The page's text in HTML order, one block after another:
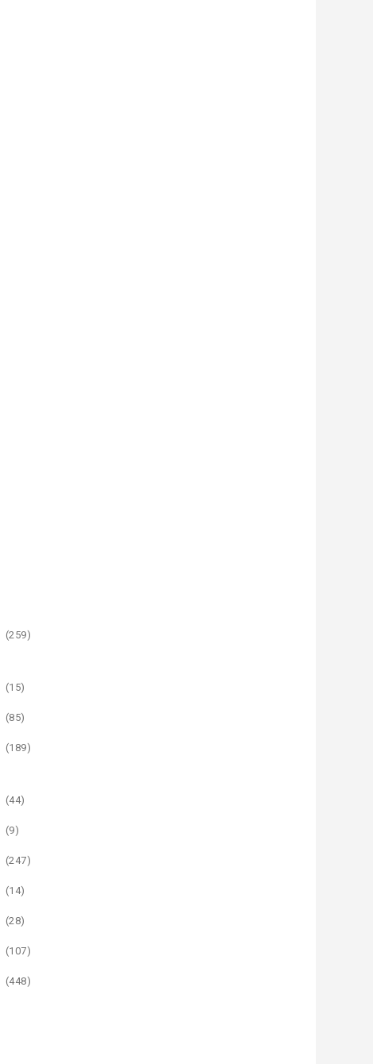
(259)
(15)
(85)
(189)
(44)
(9)
(247)
(14)
(28)
(107)
(448)